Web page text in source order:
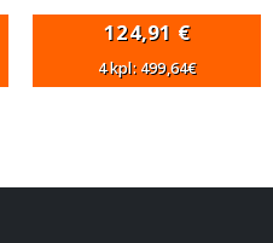
124,91 €
4 kpl: 499,64€